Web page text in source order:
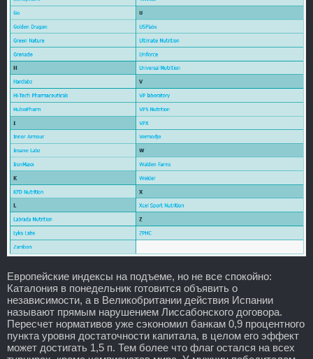
Европейские индексы на подъеме, но не все спокойно:
Каталония в понедельник готовится объявить о
независимости, а в Великобритании действия Испании
называют прямым нарушением Лиссабонского договора.
Пересчет нормативов уже сэкономил банкам 0,9 процентного
пункта уровня достаточности капитала, в целом его эффект
может достигать 1,5 п. Тем более что флаг остался на всех